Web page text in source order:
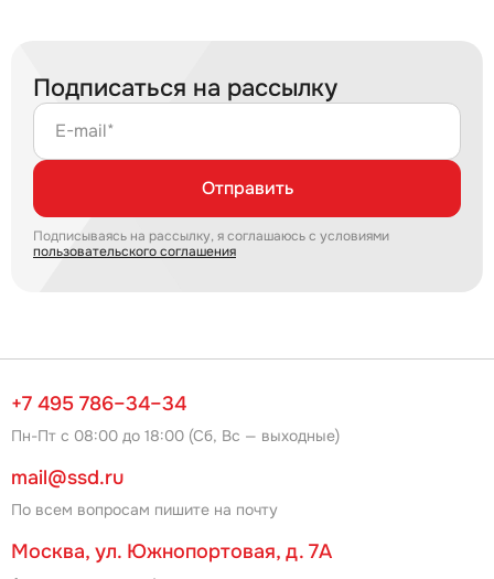
Подписаться на рассылку
E-mail*
Отправить
Подписываясь на рассылку, я соглашаюсь с условиями
пользовательского соглашения
+7 495 786–34–34
Пн-Пт с 08:00 до 18:00 (Сб, Вс — выходные)
mail@ssd.ru
По всем вопросам пишите на почту
Москва, ул. Южнопортовая, д. 7А